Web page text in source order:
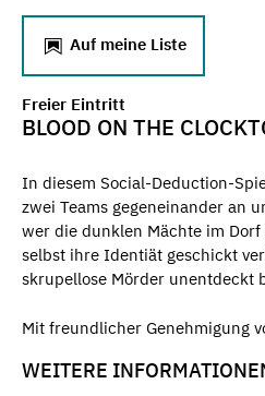
Auf meine Liste
Freier Eintritt
BLOOD ON THE
In diesem Social-Deduction-
zwei Teams gegeneinander an
wer die dunklen Mächte im
selbst ihre Identiät geschickt
skrupellose Mörder unentdeckt
Mit freundlicher Genehmigung
WEITERE